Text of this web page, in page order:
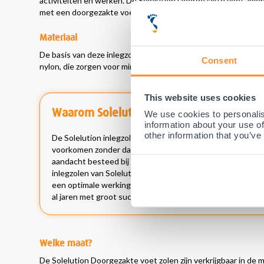
Consent
This website uses cookies
We use cookies to
information about your use
other information that
met een doorgezakte voet gebruikt en de zolen worden
Materiaal
De basis van deze inlegzool is van duurzaam EVA-materiaal
nylon, die zorgen voor minimale wrijving en
goede
Waarom Solelution?
De Solelution inlegzolen zijn speciaal ontworpen door
voorkomen zonder dat hier vaak hele dure op maat
aandacht besteed bij de ontwikkeling van deze
inlegzolen van Solelution worden dan ook door vele
een optimale werking, zeer hoge kwaliteit en de beste
al jaren met groot succes gebruikt en zijn al jaren een
Welke maat?
De Solelution Doorgezakte voet zolen zijn verkrijgbaar in de